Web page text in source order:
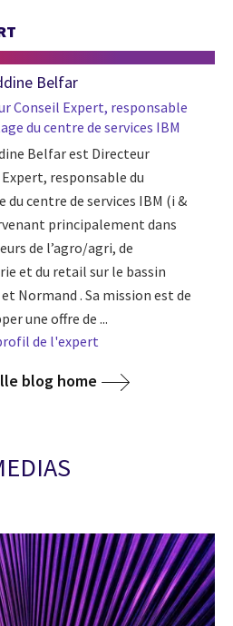
Belfar
Conseil Expert, responsable
du centre de services IBM
Belfar est Directeur
responsable du
du centre de services IBM (i &
principalement dans
de l’agro/agri, de
et du retail sur le bassin
Normand . Sa mission est de
une offre de ...
de l'expert
blog home